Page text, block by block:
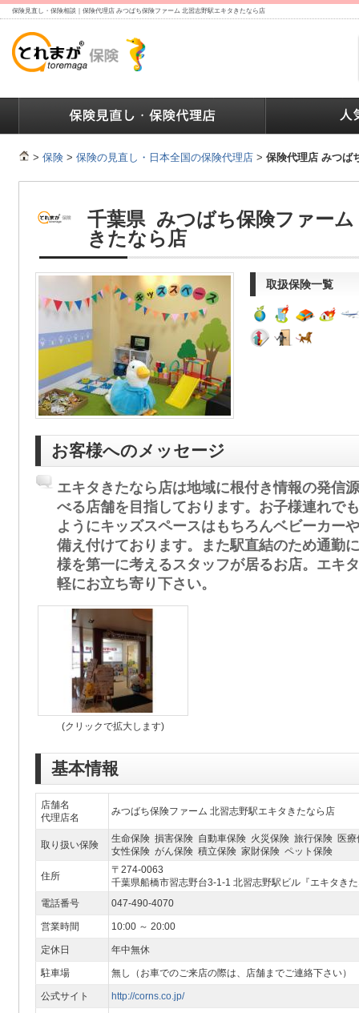
保険見直し・保険相談｜保険代理店 みつばち保険ファーム 北習志野駅エキタきたなら店
> 保険 > 保険の見直し・日本全国の保険代理店 > 保険代理店 みつば
千葉県 みつばち保険ファー
きたなら店
取扱保険一覧
お客様へのメッセージ
エキタきたなら店は地域に根付き情報の発信
べる店舗を目指しております。お子様連れで
ようにキッズスペースはもちろんベビーカー
備え付けております。また駅直結のため通勤
様を第一に考えるスタッフが居るお店。エキ
軽にお立ち寄り下さい。
(クリックで拡大します)
基本情報
店舗名
代理店名
みつばち保険ファーム 北習志野駅エキタきたなら店
取り扱い保険
生命保険 損害保険 自動車保険 火災保険 旅行保険 医
女性保険 がん保険 積立保険 家財保険 ペット保険
住所
〒274-0063
千葉県船橋市習志野台3-1-1 北習志野駅ビル『エキタき
電話番号
047-490-4070
営業時間 10:00 ～ 20:00
定休日 年中無休
駐車場 無し（お車でのご来店の際は、店舗までご連絡下さい）
公式サイト http://corns.co.jp/